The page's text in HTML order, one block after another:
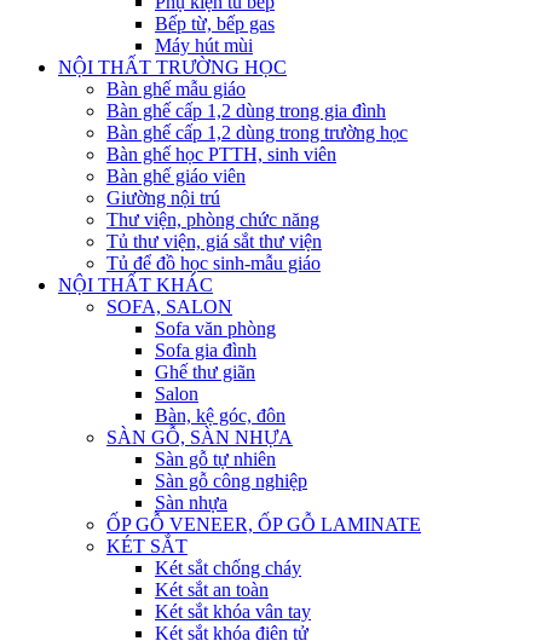
Bếp từ, bếp gas
Máy hút mùi
NỘI THẤT TRƯỜNG HỌC
Bàn ghế mẫu giáo
Bàn ghế cấp 1,2 dùng trong gia đình
Bàn ghế cấp 1,2 dùng trong trường học
Bàn ghế học PTTH, sinh viên
Bàn ghế giáo viên
Giường nội trú
Thư viện, phòng chức năng
Tủ thư viện, giá sắt thư viện
Tủ để đồ học sinh-mẫu giáo
NỘI THẤT KHÁC
SOFA, SALON
Sofa văn phòng
Sofa gia đình
Ghế thư giãn
Salon
Bàn, kệ góc, đôn
SÀN GỖ, SÀN NHỰA
Sàn gỗ tự nhiên
Sàn gỗ công nghiệp
Sàn nhựa
ỐP GỖ VENEER, ỐP GỖ LAMINATE
KÉT SẮT
Két sắt chống cháy
Két sắt an toàn
Két sắt khóa vân tay
Két sắt khóa điện tử